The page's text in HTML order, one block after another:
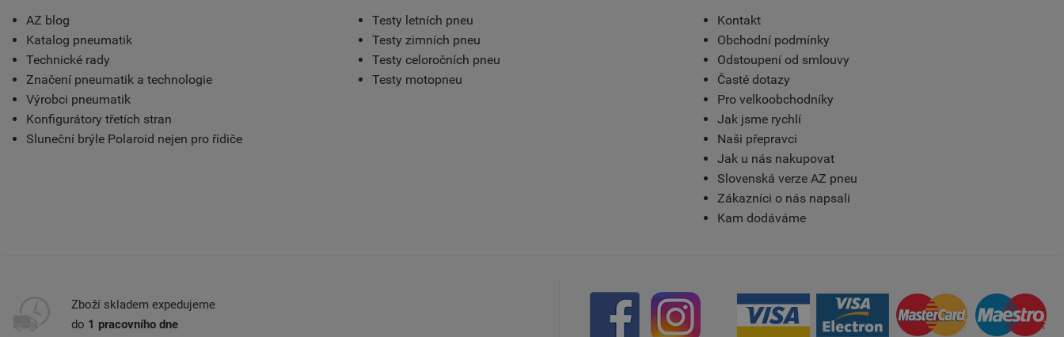
AZ blog
Katalog pneumatik
Technické rady
Značení pneumatik a technologie
Výrobci pneumatik
Konfigurátory třetích stran
Sluneční brýle Polaroid nejen pro řidiče
Testy letních pneu
Testy zimních pneu
Testy celoročních pneu
Testy motopneu
Kontakt
Obchodní podmínky
Odstoupení od smlouvy
Časté dotazy
Pro velkoobchodníky
Jak jsme rychlí
Naši přepravci
Jak u nás nakupovat
Slovenská verze AZ pneu
Zákazníci o nás napsali
Kam dodáváme
Zboží skladem expedujeme
do 1 pracovního dne